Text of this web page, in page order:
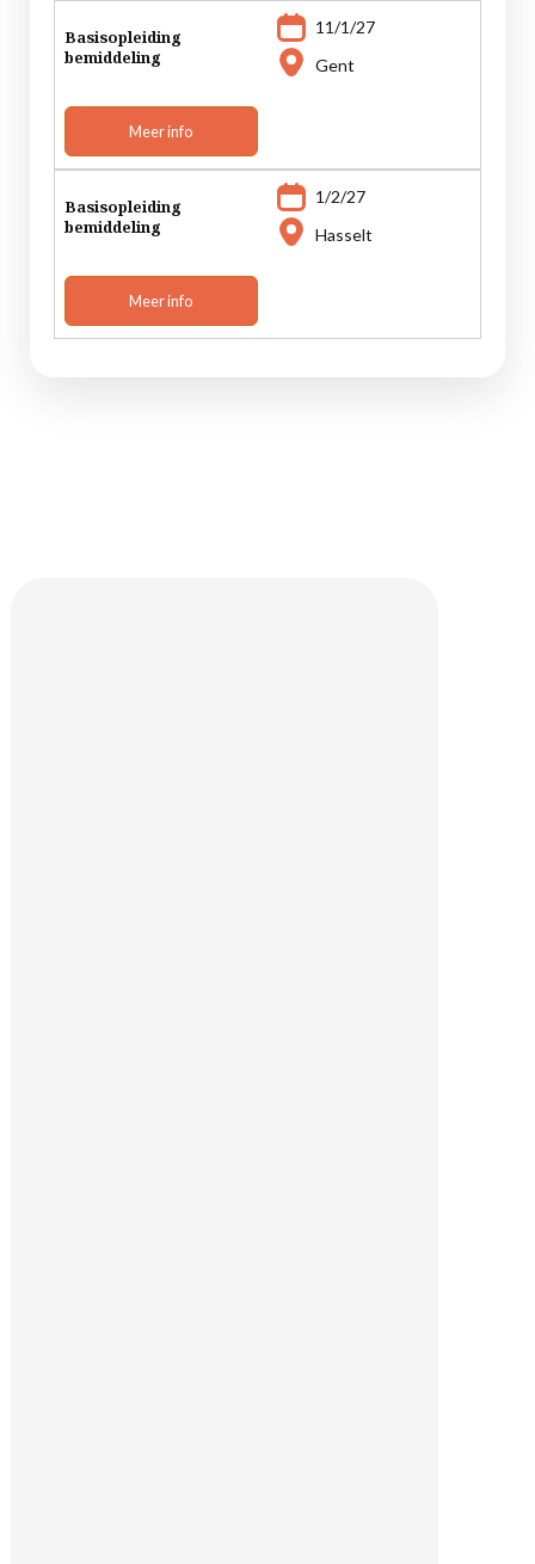
11/1/27
Gent
Basisopleiding
bemiddeling
Meer info
1/2/27
Hasselt
Basisopleiding
bemiddeling
Meer info